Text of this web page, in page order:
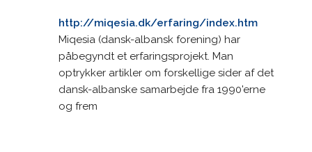
http://miqesia.dk/erfaring/index.htm
Miqesia (dansk-albansk forening) har
påbegyndt et erfaringsprojekt. Man
optrykker artikler om forskellige sider af det
dansk-albanske samarbejde fra 1990'erne
og frem